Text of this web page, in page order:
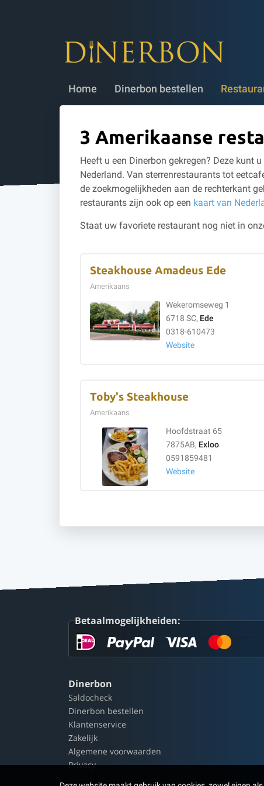
Home Dinerbon bestellen
3 Amerikaanse
Heeft u een Dinerbon gekregen? Deze kunt
Nederland. Van sterrenrestaurants tot
de zoekmogelijkheden aan de rechterkant
restaurants zijn ook op een kaart van
Staat uw favoriete restaurant nog niet in
Steakhouse Amadeus Ede
Amerikaans
Wekeromseweg 1
6718 SC, Ede
0318-610473
Website
Toby's Steakhouse
Amerikaans
Hoofdstraat 65
7875AB, Exloo
0591859481
Website
Betaalmogelijkheiden:
Dinerbon
Saldocheck
Dinerbon bestellen
Klantenservice
Zakelijk
Algemene voorwaarden
Privacy